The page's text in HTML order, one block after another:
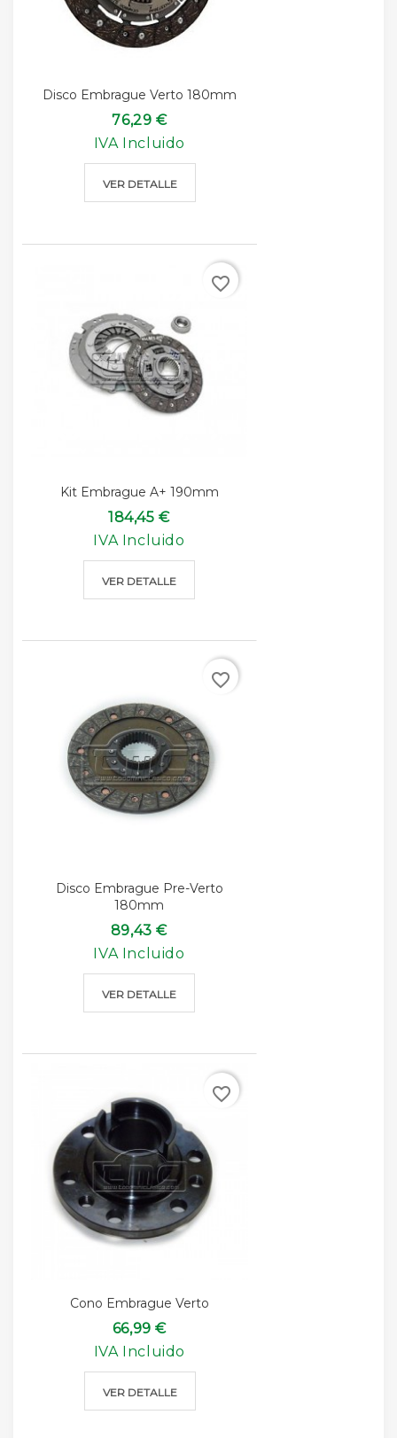
Disco Embrague Verto 180mm
76,29 €
IVA Incluido
VER DETALLE
Kit Embrague A+ 190mm
184,45 €
IVA Incluido
VER DETALLE
favorite_border
Disco Embrague Pre-Verto
180mm
89,43 €
IVA Incluido
VER DETALLE
favorite_border
Cono Embrague Verto
66,99 €
IVA Incluido
VER DETALLE
favorite_border